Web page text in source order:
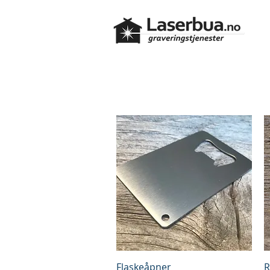
Hurtigvisning
Flaskeåpner